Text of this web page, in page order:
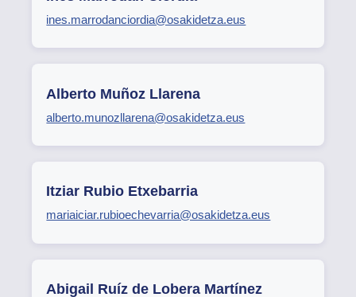
ines.marrodanciordia@osakidetza.eus
Alberto Muñoz Llarena
alberto.munozllarena@osakidetza.eus
Itziar Rubio Etxebarria
mariaiciar.rubioechevarria@osakidetza.eus
Abigail Ruíz de Lobera Martínez